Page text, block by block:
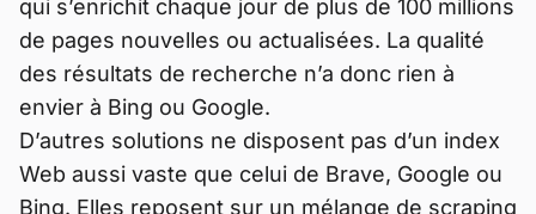
qui s’enrichit chaque jour de plus de 100 millions
de pages nouvelles ou actualisées. La qualité
des résultats de recherche n’a donc rien à
envier à Bing ou Google.
D’autres solutions ne disposent pas d’un index
Web aussi vaste que celui de Brave, Google ou
Bing. Elles reposent sur un mélange de scraping